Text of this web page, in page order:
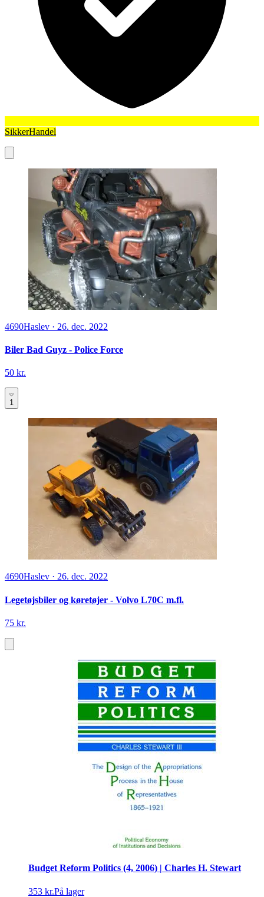
SikkerHandel
4690Haslev · 26. dec. 2022
Biler Bad Guyz - Police Force
50 kr.
1
4690Haslev · 26. dec. 2022
Legetøjsbiler og køretøjer - Volvo L70C m.fl.
75 kr.
Budget Reform Politics (4, 2006) | Charles H. Stewart
353 kr.På lager